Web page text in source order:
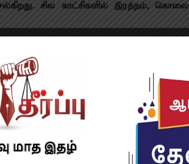
சில காட்சிகளில் இரத்தம், கொலை
உள்ளேயே கொலை செய்வது…
லாஜிக் மீறல்கள் என்றே சொல்லலாம்.